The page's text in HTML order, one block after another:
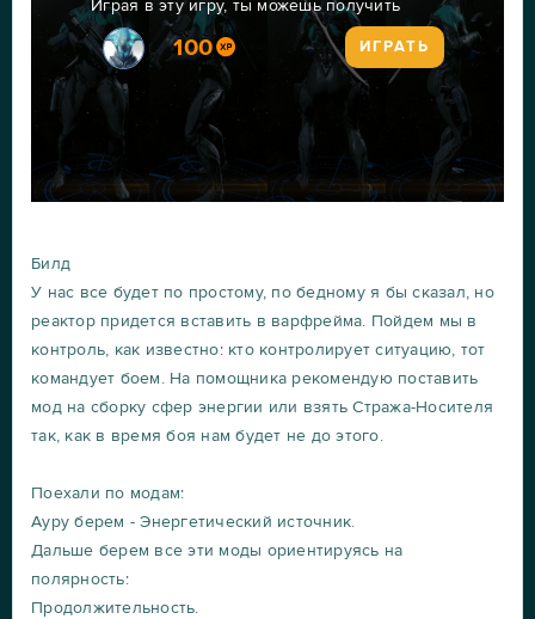
Играя в эту игру, ты можешь получить
100 ИГРАТЬ
Билд
У нас все будет по простому, по бедному я бы сказал, но
реактор придется вставить в варфрейма. Пойдем мы в
контроль, как известно: кто контролирует ситуацию, тот
командует боем. На помощника рекомендую поставить
мод на сборку сфер энергии или взять Стража-Носителя
так, как в время боя нам будет не до этого.
Поехали по модам:
Ауру берем - Энергетический источник.
Дальше берем все эти моды ориентируясь на
полярность:
Продолжительность.